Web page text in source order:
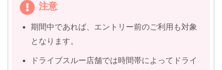
注意
期間中であれば、エントリー前のご利用も対象
となります。
ドライブスルー店舗では時間帯によってドライ